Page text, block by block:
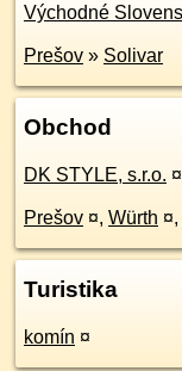
Východné
Prešov » Solivar
Obchod
DK STYLE, s.r.o. ¤
Prešov ¤, Würth ¤,
Turistika
komín ¤